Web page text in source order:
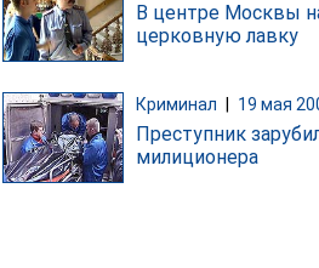
В центре Москвы
церковную лавку
Криминал 19 мая
Преступник
милиционера